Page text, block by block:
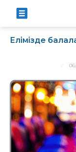
Елімізде